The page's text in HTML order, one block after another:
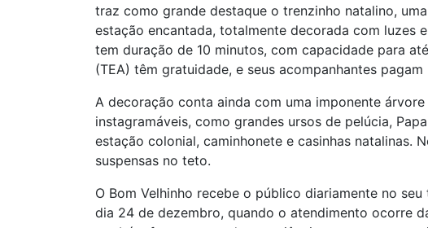
traz como grande destaque o trenzinho natalino,
estação encantada, totalmente decorada com luzes
tem duração de 10 minutos, com capacidade para
(TEA) têm gratuidade, e seus acompanhantes
A decoração conta ainda com uma imponente
instagramáveis, como grandes ursos de pelúcia,
estação colonial, caminhonete e casinhas natalinas.
suspensas no teto.
O Bom Velhinho recebe o público diariamente no
dia 24 de dezembro, quando o atendimento ocorre